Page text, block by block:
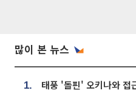
많이 본 뉴스
1.